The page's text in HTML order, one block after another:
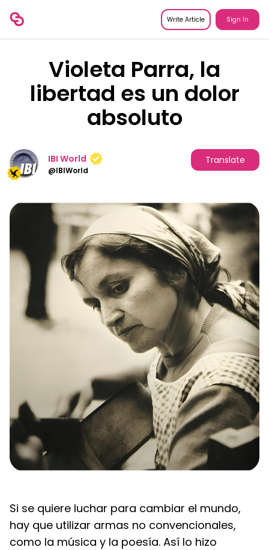
Write Article Sign In
Violeta Parra, la
libertad es un dolor
absoluto
IBI World
@IBIWorld
Translate
Si se quiere luchar para cambiar el mundo,
hay que utilizar armas no convencionales,
como la música y la poesía. Así lo hizo